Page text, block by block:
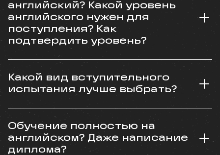
английский? Какой уровень
английского нужен для
поступления? Как
подтвердить уровень?
Какой вид вступительного
испытания лучше выбрать?
Обучение полностью на
английском? Даже написание
диплома?